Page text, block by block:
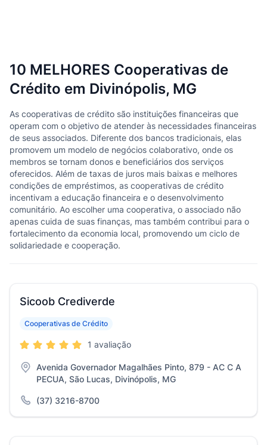
10 MELHORES Cooperativas de
Crédito em Divinópolis, MG
As cooperativas de crédito são instituições financeiras que
operam com o objetivo de atender às necessidades financeiras
de seus associados. Diferente dos bancos tradicionais, elas
promovem um modelo de negócios colaborativo, onde os
membros se tornam donos e beneficiários dos serviços
oferecidos. Além de taxas de juros mais baixas e melhores
condições de empréstimos, as cooperativas de crédito
incentivam a educação financeira e o desenvolvimento
comunitário. Ao escolher uma cooperativa, o associado não
apenas cuida de suas finanças, mas também contribui para o
fortalecimento da economia local, promovendo um ciclo de
solidariedade e cooperação.
Sicoob Crediverde
Cooperativas de Crédito
1 avaliação
Avenida Governador Magalhães Pinto, 879 - AC C A
PECUA, São Lucas, Divinópolis, MG
(37) 3216-8700